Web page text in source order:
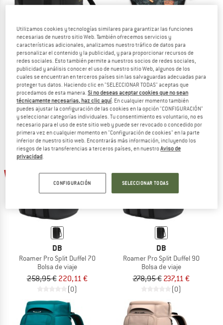
DB
Ramverk Pro Backpack 32
Daypack
348,95 €
(0)
DB
Roamer Pro Sling Bag 6
Bandolera
88,95 €75,61 €
(0)
DB
Roamer Pro Split Duffel 70
Bolsa de viaje
258,95 € 220,11 €
(0)
15%
DB
Roamer Pro Split Duffel 90
Bolsa de viaje
278,95 € 237,11 €
(0)
Utilizamos cookies y tecnologías similares para garantizar las funciones
necesarias de nuestro sitio Web. También ofrecemos servicios y
características adicionales, analizamos nuestro tráfico de datos para
personalizar el contenido y la publicidad, y para proporcionar recursos de
redes sociales. Esto también permite a nuestros socios de redes sociales,
publicidad y análisis conocer el uso de nuestro sitio Web, algunos de los
cuales se encuentran en terceros países sin las salvaguardas adecuadas para
proteger tus datos. Haciendo clic en "SELECCIONAR TODAS" aceptas que
procedamos de esta manera.Si no deseas aceptar cookies que no sean
técnicamente necesarias, haz clic aquí. En cualquier momento también
puedes ajustar la configuración de las cookies en la opción "CONFIGURACIÓN"
y seleccionar categorías individuales. Tu consentimiento es voluntario, no es
necesario para el uso de este sitio web y puede ser revocado o concedido por
primera vez en cualquier momento en "Configuración de cookies" en la parte
inferior de nuestro sitio web. Encontrarás más información, incluyendo los
riesgos de las transferencias a terceros países, en nuestroAviso de
privacidad
CONFIGURACIÓN SELECCIONAR TODAS